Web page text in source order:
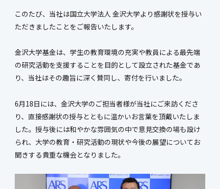
会社概要
営業所一覧
会社の歩み
50周年特設ページ
新社屋特設ページ
社会基盤整備事業
まちづくり・
官民連携事業
防災マネジメント事業
インフラ保全事業
このたび、当社は国立大学法人 金沢大学より感謝状を授与い
ただきましたことをご報告いたします。
金沢大学基金は、学生の教育環境の充実や教員による最先端
の研究活動を支援することを目的として設立された基金であ
り、当社はその趣旨に深く賛同し、寄付を行いました。
6月18日には、金沢大学のご担当者様が当社にご来訪くださ
り、直接感謝状の授与とともに温かいお言葉を頂戴いたしま
した。授与後には和やかな雰囲気の中で意見交換の場も設け
られ、大学の教育・研究活動の現状や今後の展望についてお
聞きする貴重な機会となりました。